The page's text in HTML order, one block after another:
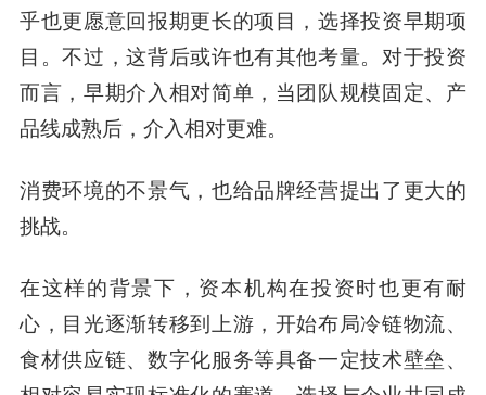
乎也更愿意回报期更长的项目，选择投资早期项
目。不过，这背后或许也有其他考量。对于投资
而言，早期介入相对简单，当团队规模固定、产
品线成熟后，介入相对更难。
消费环境的不景气，也给品牌经营提出了更大的
挑战。
在这样的背景下，资本机构在投资时也更有耐
心，目光逐渐转移到上游，开始布局冷链物流、
食材供应链、数字化服务等具备一定技术壁垒、